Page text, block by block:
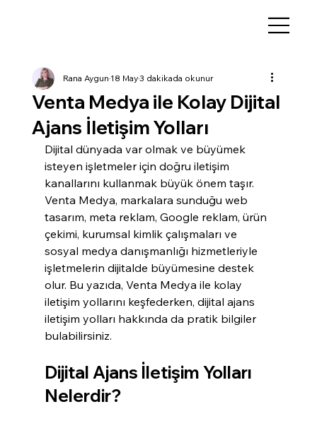
Venta Medya ile Kolay Dijital
Ajans İletişim Yolları
Rana Aygun18 May3 dakikada okunur
Dijital dünyada var olmak ve büyümek
isteyen işletmeler için doğru iletişim
kanallarını kullanmak büyük önem taşır.
Venta Medya, markalara sunduğu web
tasarım, meta reklam, Google reklam, ürün
çekimi, kurumsal kimlik çalışmaları ve
sosyal medya danışmanlığı hizmetleriyle
işletmelerin dijitalde büyümesine destek
olur. Bu yazıda, Venta Medya ile kolay
iletişim yollarını keşfederken, dijital ajans
iletişim yolları hakkında da pratik bilgiler
bulabilirsiniz.
Dijital Ajans İletişim Yolları
Nelerdir?